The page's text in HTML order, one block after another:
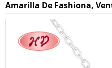
Amarilla De Fashiona,